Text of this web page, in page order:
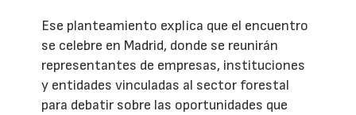
Ese planteamiento explica que el encuentro
se celebre en Madrid, donde se reunirán
representantes de empresas, instituciones
y entidades vinculadas al sector forestal
para debatir sobre las oportunidades que